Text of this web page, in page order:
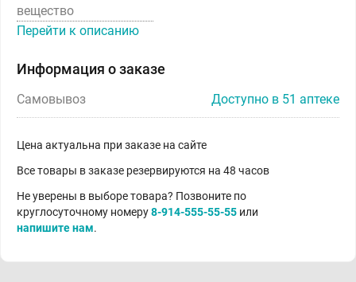
вещество
Перейти к описанию
Информация о заказе
Самовывоз Доступно в 51 аптеке
Цена актуальна при заказе на сайте
Все товары в заказе резервируются на 48 часов
Не уверены в выборе товара? Позвоните по
круглосуточному номеру8-914-555-55-55 или
напишите нам.